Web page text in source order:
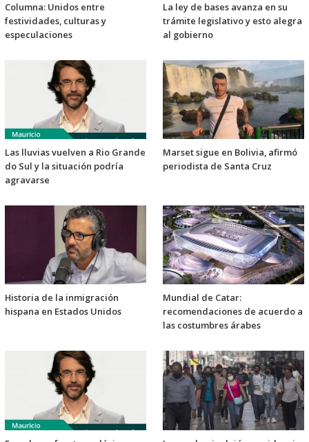
Columna: Unidos entre
festividades, culturas y
especulaciones
La ley de bases avanza en su
trámite legislativo y esto alegra
al gobierno
Las lluvias vuelven a Rio Grande
do Sul y la situación podría
agravarse
Marset sigue en Bolivia, afirmó
periodista de Santa Cruz
Historia de la inmigración
hispana en Estados Unidos
Mundial de Catar:
recomendaciones de acuerdo a
las costumbres árabes